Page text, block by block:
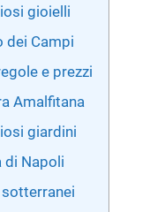
gioielli
dei Campi
e prezzi
Amalfitana
giardini
di Napoli